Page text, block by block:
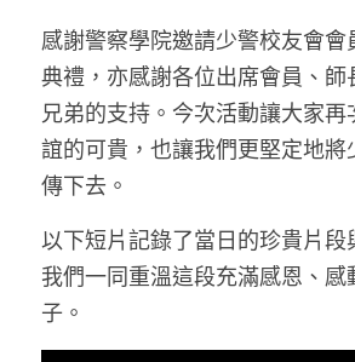
感謝警察學院邀請少警校友會會
典禮，亦感謝各位出席會員、師
兄弟的支持。今次活動讓大家
誼的可貴，也讓我們更堅定地將
傳下去。
以下短片記錄了當日的珍貴片段
我們一同重溫這段充滿感恩、感
子。